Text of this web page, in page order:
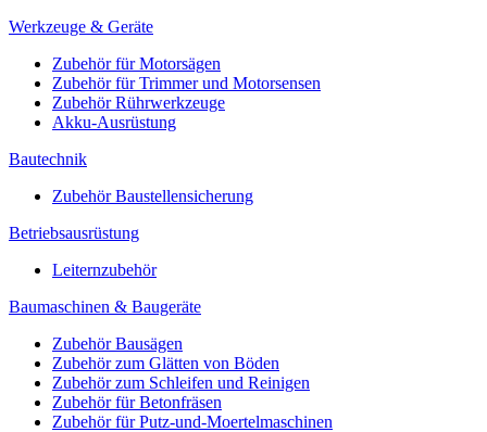
Werkzeuge & Geräte
Zubehör für Motorsägen
Zubehör für Trimmer und Motorsensen
Zubehör Rührwerkzeuge
Akku-Ausrüstung
Bautechnik
Zubehör Baustellensicherung
Betriebsausrüstung
Leiternzubehör
Baumaschinen & Baugeräte
Zubehör Bausägen
Zubehör zum Glätten von Böden
Zubehör zum Schleifen und Reinigen
Zubehör für Betonfräsen
Zubehör für Putz-und-Moertelmaschinen